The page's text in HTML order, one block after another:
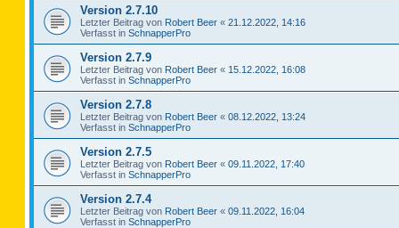
Version 2.7.10
Letzter Beitrag von Robert Beer « 21.12.2022, 14:16
Verfasst in SchnapperPro
Version 2.7.9
Letzter Beitrag von Robert Beer « 15.12.2022, 16:08
Verfasst in SchnapperPro
Version 2.7.8
Letzter Beitrag von Robert Beer « 08.12.2022, 13:24
Verfasst in SchnapperPro
Version 2.7.5
Letzter Beitrag von Robert Beer « 09.11.2022, 17:40
Verfasst in SchnapperPro
Version 2.7.4
Letzter Beitrag von Robert Beer « 09.11.2022, 16:04
Verfasst in SchnapperPro